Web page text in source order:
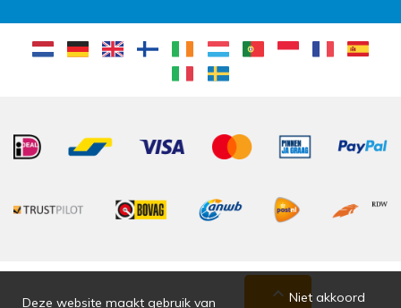
Deze website maakt gebruik van Niet akkoord